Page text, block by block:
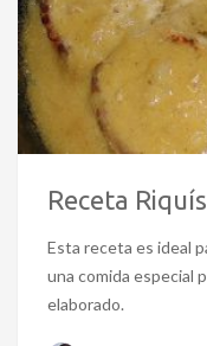
Receta
Esta receta es ideal
una comida especial
elaborado.